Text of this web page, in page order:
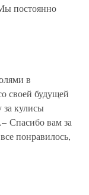
постоянно
в
своей будущей
кулисы
Спасибо вам за
понравилось,